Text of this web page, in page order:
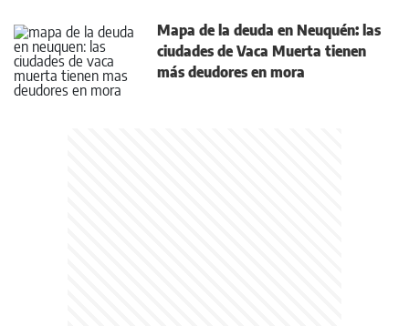
Mapa de la deuda en Neuquén: las
ciudades de Vaca Muerta tienen
más deudores en mora